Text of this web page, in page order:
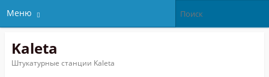
Меню
Kaleta
Штукатурные станции Kaleta